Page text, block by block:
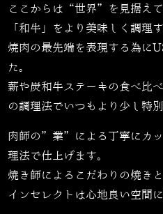
ここからは“世界”を見据えて
「和牛」をより美味しく調理す
焼肉の最先端を表現する為に
た。
薪や炭和牛ステーキの食べ比
の調理法でいつもより少し特
肉師の”業”による丁寧にカ
理法で仕上げます。
焼き師によるこだわりの焼き
インセレクトは心地良い空間に